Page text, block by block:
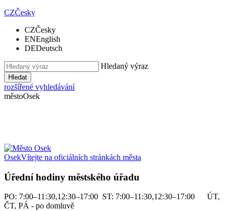
CZČesky
CZČesky
ENEnglish
DEDeutsch
Hledaný výraz
Hledat
rozšířené vyhledávání
městoOsek
OsekVítejte na oficiálních stránkách města
Úřední hodiny městského úřadu
PO: 7:00–11:30,12:30–17:00 ST: 7:00–11:30,12:30–17:00 ÚT,
ČT, PÁ - po domluvě